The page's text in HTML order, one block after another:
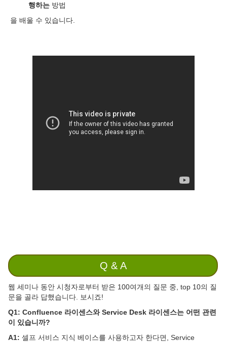
행하는 방법
을 배울 수 있습니다.
Q & A
웹 세미나 동안 시청자로부터 받은 100여개의 질문 중, top 10의 질
문을 골라 답했습니다. 보시죠!
Q1: Confluence 라이센스와 Service Desk 라이센스는 어떤 관련
이 있습니까?
A1: 셀프 서비스 지식 베이스를 사용하고자 한다면, Service